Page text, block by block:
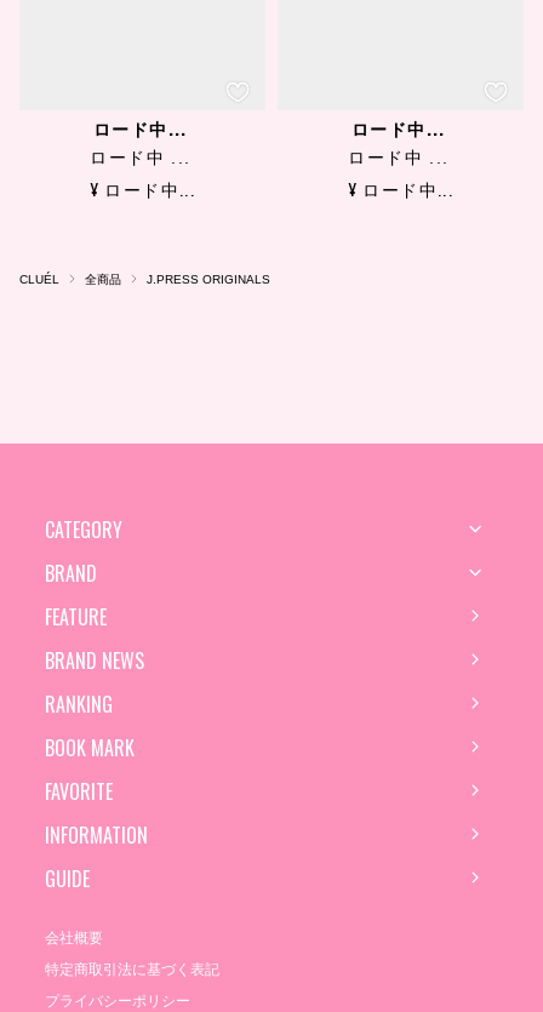
ロード中...
ロード中 ...
¥ ロード中...
ロード中...
ロード中 ...
¥ ロード中...
CLUÉL 全商品 J.PRESS ORIGINALS
CATEGORY
BRAND
FEATURE
BRAND NEWS
RANKING
BOOK MARK
FAVORITE
INFORMATION
GUIDE
会社概要
特定商取引法に基づく表記
プライバシーポリシー